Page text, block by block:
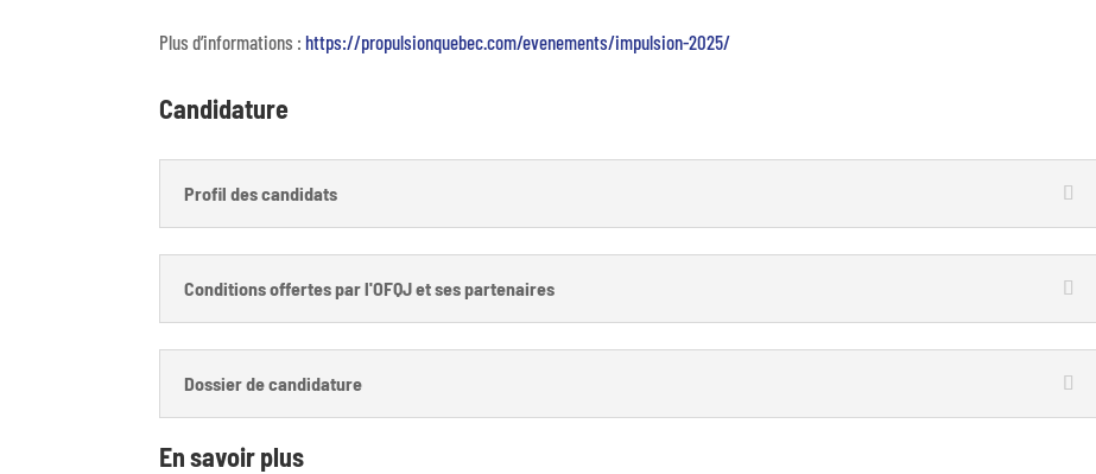
Plus d’informations :https://propulsionquebec.com/evenements/impulsion-2025/
Candidature
Profil des candidats
Conditions offertes par l'OFQJ et ses partenaires
Dossier de candidature
En savoir plus